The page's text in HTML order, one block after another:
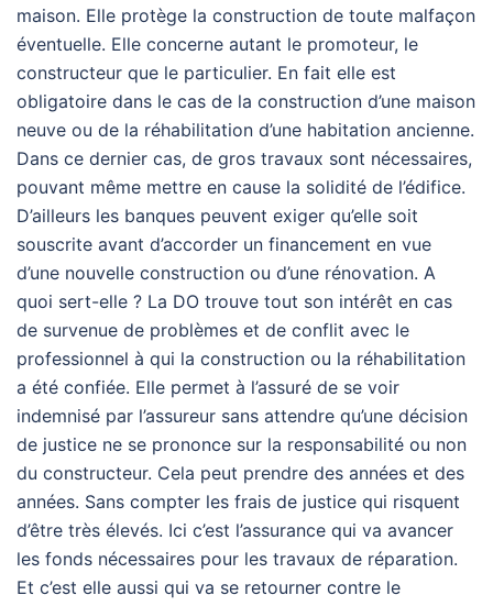
maison. Elle protège la construction de toute malfaçon
éventuelle. Elle concerne autant le promoteur, le
constructeur que le particulier. En fait elle est
obligatoire dans le cas de la construction d’une maison
neuve ou de la réhabilitation d’une habitation ancienne.
Dans ce dernier cas, de gros travaux sont nécessaires,
pouvant même mettre en cause la solidité de l’édifice.
D’ailleurs les banques peuvent exiger qu’elle soit
souscrite avant d’accorder un financement en vue
d’une nouvelle construction ou d’une rénovation. A
quoi sert-elle ? La DO trouve tout son intérêt en cas
de survenue de problèmes et de conflit avec le
professionnel à qui la construction ou la réhabilitation
a été confiée. Elle permet à l’assuré de se voir
indemnisé par l’assureur sans attendre qu’une décision
de justice ne se prononce sur la responsabilité ou non
du constructeur. Cela peut prendre des années et des
années. Sans compter les frais de justice qui risquent
d’être très élevés. Ici c’est l’assurance qui va avancer
les fonds nécessaires pour les travaux de réparation.
Et c’est elle aussi qui va se retourner contre le